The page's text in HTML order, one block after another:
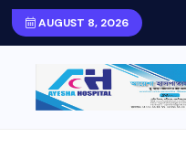
AUGUST 8, 2026